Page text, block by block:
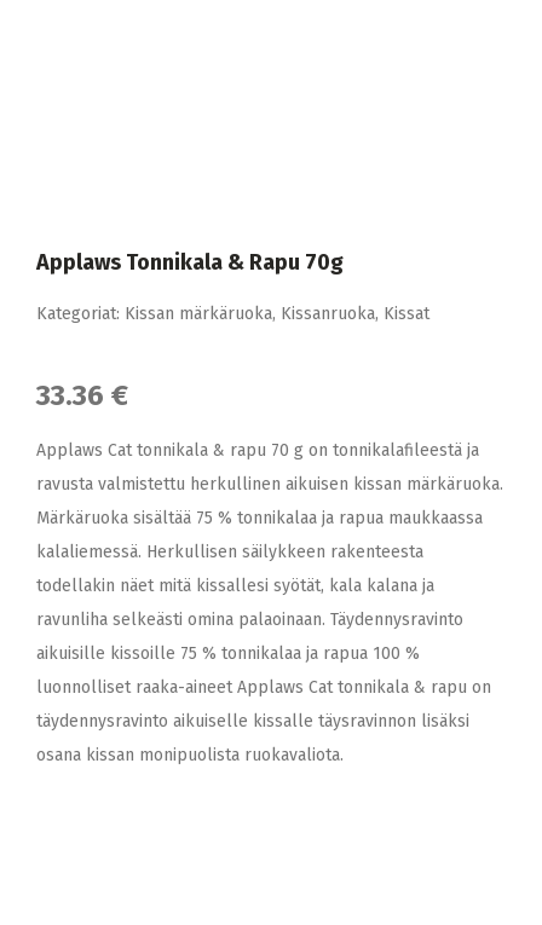
Applaws Tonnikala & Rapu 70g
Kategoriat: Kissan märkäruoka, Kissanruoka, Kissat
33.36 €
Applaws Cat tonnikala & rapu 70 g on tonnikalafileestä ja
ravusta valmistettu herkullinen aikuisen kissan märkäruoka.
Märkäruoka sisältää 75 % tonnikalaa ja rapua maukkaassa
kalaliemessä. Herkullisen säilykkeen rakenteesta
todellakin näet mitä kissallesi syötät, kala kalana ja
ravunliha selkeästi omina palaoinaan. Täydennysravinto
aikuisille kissoille 75 % tonnikalaa ja rapua 100 %
luonnolliset raaka-aineet Applaws Cat tonnikala & rapu on
täydennysravinto aikuiselle kissalle täysravinnon lisäksi
osana kissan monipuolista ruokavaliota.